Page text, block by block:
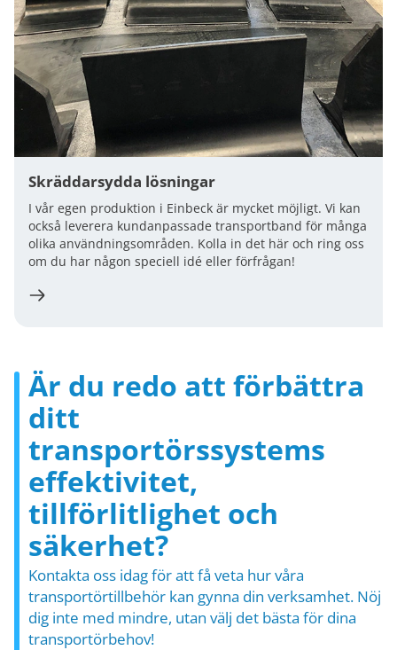
Skräddarsydda lösningar
I vår egen produktion i Einbeck är mycket möjligt. Vi kan
också leverera kundanpassade transportband för många
olika användningsområden. Kolla in det här och ring oss
om du har någon speciell idé eller förfrågan!
Är du redo att förbättra
ditt
transportörssystems
effektivitet,
tillförlitlighet och
säkerhet?
Kontakta oss idag för att få veta hur våra
transportörtillbehör kan gynna din verksamhet. Nöj
dig inte med mindre, utan välj det bästa för dina
transportörbehov!